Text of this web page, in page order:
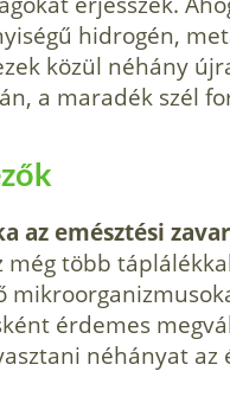
hidrogén,
közül néhány
a maradék szél
az emésztési
több
érdemes
néhányat az